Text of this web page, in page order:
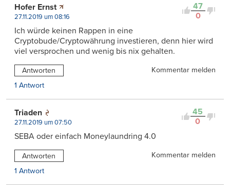
47
0
Hofer Ernst
27.11.2019 um 08:16
Ich würde keinen Rappen in eine
Cryptobude/Cryptowährung investieren, denn hier wird
viel versprochen und wenig bis nix gehalten.
Antworten
Kommentar melden
1 Antwort
45
0
Triaden
27.11.2019 um 07:50
SEBA oder einfach Moneylaundring 4.0
Antworten
Kommentar melden
1 Antwort